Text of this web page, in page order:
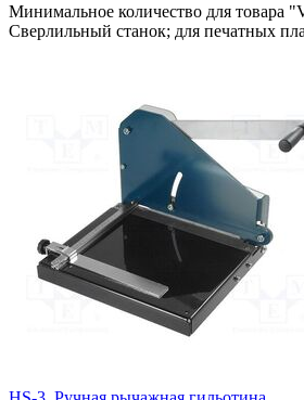
Минимальное количество для товара
Сверлильный станок; для печатных